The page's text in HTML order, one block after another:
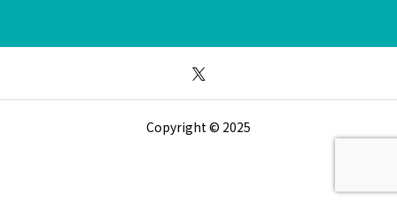
Copyright © 2025